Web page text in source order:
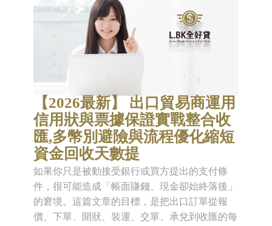
【2026最新】 出口貿易商運用
信用狀與票據保證實戰整合收
匯,多幣別避險與流程優化縮短
資金回收天數提
如果你只是被動接受銀行或買方提出的支付條
件，很可能造成「帳面賺錢、現金卻始終落後」
的窘境。這篇文章的目標，是把出口訂單從報
價、下單、開狀、裝運、交單、承兌到收匯的每